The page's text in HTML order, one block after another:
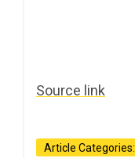
Source link
Article Categories: